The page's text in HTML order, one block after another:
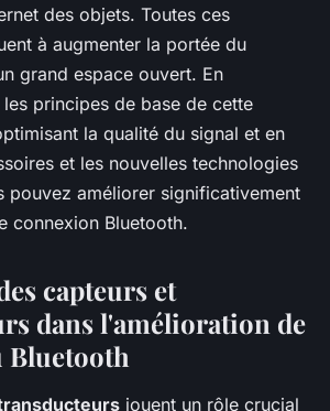
des objets. Toutes ces
à augmenter la portée du
grand espace ouvert. En
principes de base de cette
la qualité du signal et en
et les nouvelles technologies
pouvez améliorer significativement
connexion Bluetooth.
capteurs et
dans l'amélioration de
Bluetooth
jouent un rôle crucial